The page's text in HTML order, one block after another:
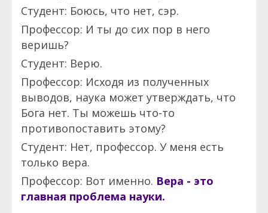
Студент: Боюсь, что нет, сэр.
Профессор: И ты до сих пор в него
веришь?
Студент: Верю.
Профессор: Исходя из полученных
выводов, наука может утверждать, что
Бога нет. Ты можешь что-то
противопоставить этому?
Студент: Нет, профессор. У меня есть
только вера.
Профессор: Вот именно. Вера - это
главная проблема науки.